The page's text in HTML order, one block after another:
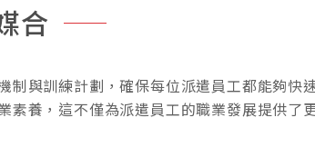
合
與訓練計劃，確保每位派遣員工都能夠快
養，這不僅為派遣員工的職業發展提供了